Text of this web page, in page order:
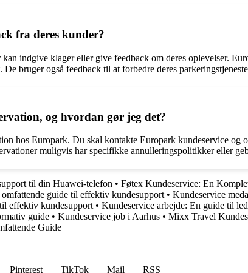
fra deres kunder?
indgive klager eller give feedback om deres oplevelser.
bruger også feedback til at forbedre deres
og hvordan gør jeg det?
hos Europark. Du skal kontakte Europark kundeservice
muligvis har specifikke annulleringspolitikker eller
til din Huawei-telefon • Føtex Kundeservice: En
guide til effektiv kundesupport • Kundeservice
effektiv kundesupport • Kundeservice arbejde: En guide til
guide • Kundeservice job i Aarhus • Mixx Travel
Guide
Pinterest TikTok Mail RSS